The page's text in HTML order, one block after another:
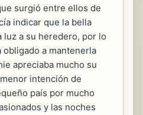
surgió entre ellos de
indicar que la bella
luz a su heredero, por lo
a mantenerla
apreciaba mucho su
intención de
país por mucho
y las noches